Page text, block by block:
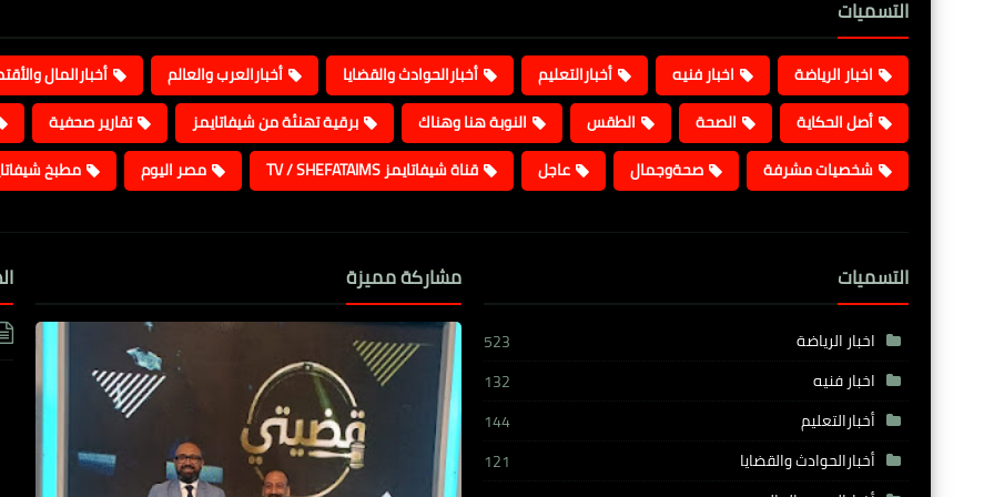
التسميات
اخبار الرياضة اخبار فنيه أخبارالتعليم أخبارالحوادث والقضايا أخبارالعرب والعالم
أخبارالمال
أصل الحكاية
الصحة الطقس النوبة هنا وهناك برقية تهنئة من شيفاتايمز
تقارير صحفية
شخصيات مشرفة
صحةوجمال عاجل قناة شيفاتايمز TV / SHEFATAIMS مصر اليوم مطبخ
التسميات
اخبار الرياضة
523
اخبار فنيه
132
أخبارالتعليم
144
أخبارالحوادث والقضايا
121
مشاركة مميزة